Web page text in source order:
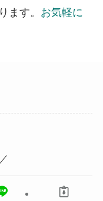
ます。 お気軽に